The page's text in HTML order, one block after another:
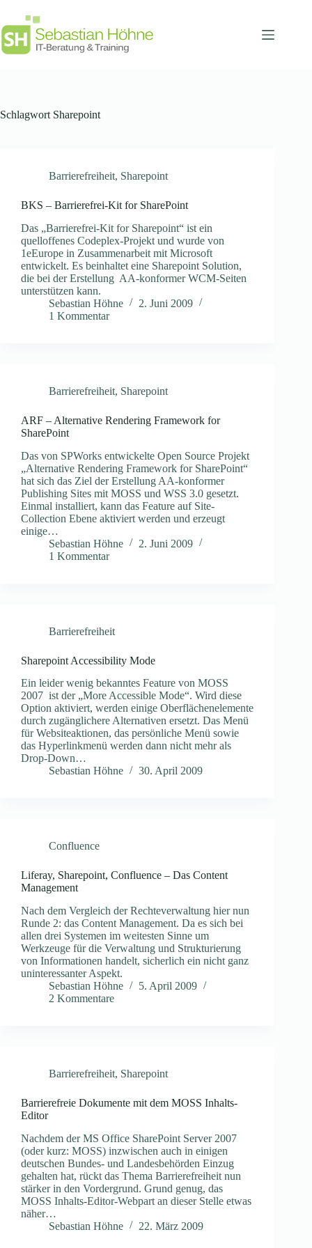
springen
Schlagwort Sharepoint
Barrierefreiheit, Sharepoint
BKS – Barrierefrei-Kit for SharePoint
Das „Barrierefrei-Kit for Sharepoint“ ist ein
quelloffenes Codeplex-Projekt und wurde von
1eEurope in Zusammenarbeit mit Microsoft
entwickelt. Es beinhaltet eine Sharepoint Solution,
die bei der Erstellung AA-konformer WCM-Seiten
unterstützen kann.
Sebastian Höhne
2. Juni 2009
1 Kommentar
Barrierefreiheit, Sharepoint
ARF – Alternative Rendering Framework for
SharePoint
Das von SPWorks entwickelte Open Source Projekt
„Alternative Rendering Framework for SharePoint“
hat sich das Ziel der Erstellung AA-konformer
Publishing Sites mit MOSS und WSS 3.0 gesetzt.
Einmal installiert, kann das Feature auf Site-
Collection Ebene aktiviert werden und erzeugt
einige…
Sebastian Höhne
2. Juni 2009
1 Kommentar
Barrierefreiheit
Sharepoint Accessibility Mode
Ein leider wenig bekanntes Feature von MOSS
2007 ist der „More Accessible Mode“. Wird diese
Option aktiviert, werden einige Oberflächenelemente
durch zugänglichere Alternativen ersetzt. Das Menü
für Websiteaktionen, das persönliche Menü sowie
das Hyperlinkmenü werden dann nicht mehr als
Drop-Down…
Sebastian Höhne
30. April 2009
Confluence
Liferay, Sharepoint, Confluence – Das Content
Management
Nach dem Vergleich der Rechteverwaltung hier nun
Runde 2: das Content Management. Da es sich bei
allen drei Systemen im weitesten Sinne um
Werkzeuge für die Verwaltung und Strukturierung
von Informationen handelt, sicherlich ein nicht ganz
uninteressanter Aspekt.
Sebastian Höhne
5. April 2009
2 Kommentare
Barrierefreiheit, Sharepoint
Barrierefreie Dokumente mit dem MOSS Inhalts-
Editor
Nachdem der MS Office SharePoint Server 2007
(oder kurz: MOSS) inzwischen auch in einigen
deutschen Bundes- und Landesbehörden Einzug
gehalten hat, rückt das Thema Barrierefreiheit nun
stärker in den Vordergrund. Grund genug, das
MOSS Inhalts-Editor-Webpart an dieser Stelle etwas
näher…
Sebastian Höhne
22. März 2009